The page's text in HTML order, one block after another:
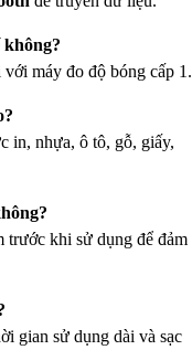
không?
với máy đo độ bóng cấp 1.
in, nhựa, ô tô, gỗ, giấy,
trước khi sử dụng để đảm
gian sử dụng dài và sạc